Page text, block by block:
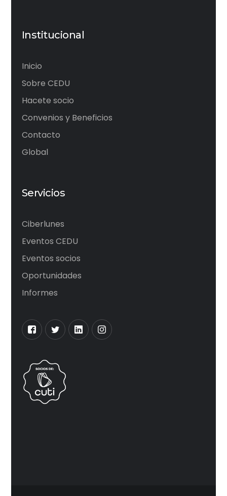
Institucional
Inicio
Sobre CEDU
Hacete socio
Convenios y Beneficios
Contacto
Global
Servicios
Ciberlunes
Eventos CEDU
Eventos socios
Oportunidades
Informes